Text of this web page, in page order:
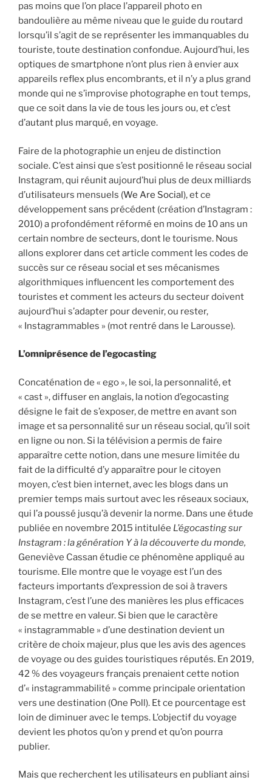
pas moins que l’on place l’appareil photo en
bandoulière au même niveau que le guide du routard
lorsqu’il s’agit de se représenter les immanquables du
touriste, toute destination confondue. Aujourd’hui, les
optiques de smartphone n’ont plus rien à envier aux
appareils reflex plus encombrants, et il n’y a plus grand
monde qui ne s’improvise photographe en tout temps,
que ce soit dans la vie de tous les jours ou, et c’est
d’autant plus marqué, en voyage.
Faire de la photographie un enjeu de distinction
sociale. C’est ainsi que s’est positionné le réseau social
Instagram, qui réunit aujourd’hui plus de deux milliards
d’utilisateurs mensuels (We Are Social), et ce
développement sans précédent (création d’Instagram :
2010) a profondément réformé en moins de 10 ans un
certain nombre de secteurs, dont le tourisme. Nous
allons explorer dans cet article comment les codes de
succès sur ce réseau social et ses mécanismes
algorithmiques influencent les comportement des
touristes et comment les acteurs du secteur doivent
aujourd’hui s’adapter pour devenir, ou rester,
« Instagrammables » (mot rentré dans le Larousse).
L’omniprésence de l’egocasting
Concaténation de « ego », le soi, la personnalité, et
« cast », diffuser en anglais, la notion d’egocasting
désigne le fait de s’exposer, de mettre en avant son
image et sa personnalité sur un réseau social, qu’il soit
en ligne ou non. Si la télévision a permis de faire
apparaître cette notion, dans une mesure limitée du
fait de la difficulté d’y apparaître pour le citoyen
moyen, c’est bien internet, avec les blogs dans un
premier temps mais surtout avec les réseaux sociaux,
qui l’a poussé jusqu’à devenir la norme. Dans une étude
publiée en novembre 2015 intitulée L’égocasting sur
Instagram : la génération Y à la découverte du monde,
Geneviève Cassan étudie ce phénomène appliqué au
tourisme. Elle montre que le voyage est l’un des
facteurs importants d’expression de soi à travers
Instagram, c’est l’une des manières les plus efficaces
de se mettre en valeur. Si bien que le caractère
« instagrammable » d’une destination devient un
critère de choix majeur, plus que les avis des agences
de voyage ou des guides touristiques réputés. En 2019,
42 % des voyageurs français prenaient cette notion
d’« instagrammabilité » comme principale orientation
vers une destination (One Poll). Et ce pourcentage est
loin de diminuer avec le temps. L’objectif du voyage
devient les photos qu’on y prend et qu’on pourra
publier.
Mais que recherchent les utilisateurs en publiant ainsi